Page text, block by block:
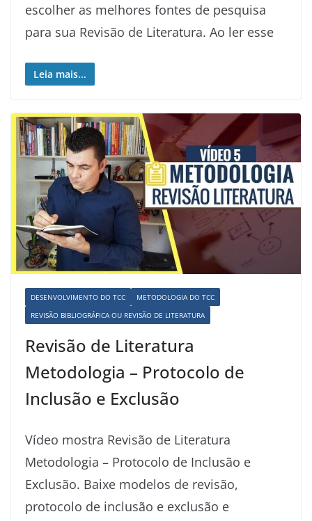
escolher as melhores fontes de pesquisa
para sua Revisão de Literatura. Ao ler esse
Leia mais...
DESENVOLVIMENTO DO TCC
METODOLOGIA DO TCC
REVISÃO BIBLIOGRÁFICA OU REVISÃO DE LITERATURA
Revisão de Literatura
Metodologia – Protocolo de
Inclusão e Exclusão
Vídeo mostra Revisão de Literatura
Metodologia – Protocolo de Inclusão e
Exclusão. Baixe modelos de revisão,
protocolo de inclusão e exclusão e